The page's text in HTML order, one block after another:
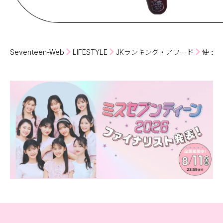
Seventeen-Web LIFESTYLE JKランキング・アワード 使っ